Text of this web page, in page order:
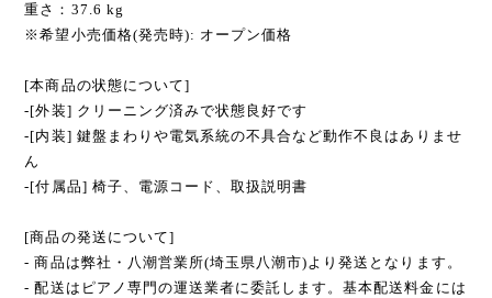
重さ：37.6 kg
※希望小売価格(発売時): オープン価格
[本商品の状態について]
-[外装] クリーニング済みで状態良好です
-[内装] 鍵盤まわりや電気系統の不具合など動作不良はありませ
ん
-[付属品] 椅子、電源コード、取扱説明書
[商品の発送について]
- 商品は弊社・八潮営業所(埼玉県八潮市)より発送となります。
- 配送はピアノ専門の運送業者に委託します。基本配送料金には